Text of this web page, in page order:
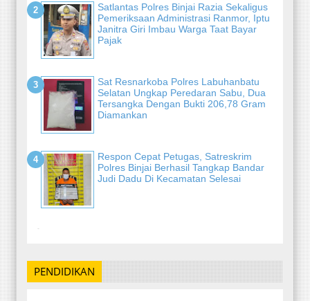
Satlantas Polres Binjai Razia Sekaligus
Pemeriksaan Administrasi Ranmor, Iptu
Janitra Giri Imbau Warga Taat Bayar
Pajak
Sat Resnarkoba Polres Labuhanbatu
Selatan Ungkap Peredaran Sabu, Dua
Tersangka Dengan Bukti 206,78 Gram
Diamankan
Respon Cepat Petugas, Satreskrim
Polres Binjai Berhasil Tangkap Bandar
Judi Dadu Di Kecamatan Selesai
-
PENDIDIKAN